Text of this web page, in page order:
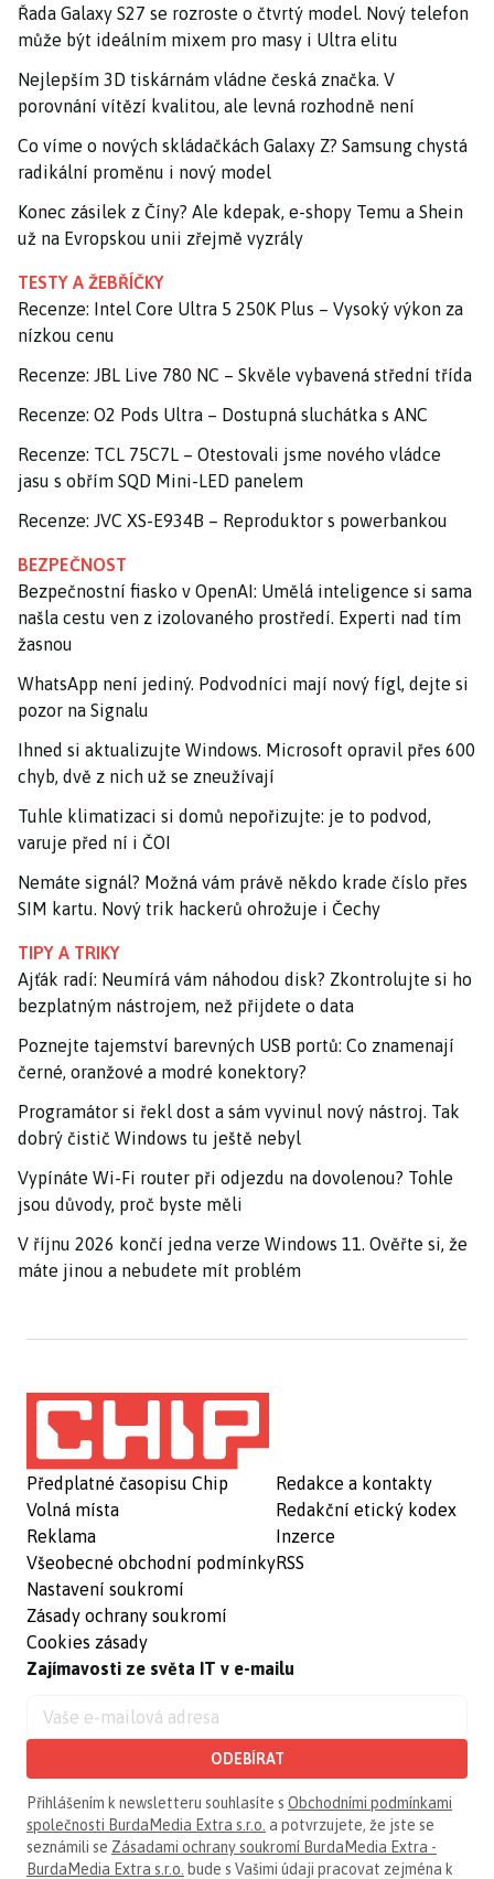
Řada Galaxy S27 se rozroste o čtvrtý model. Nový telefon
může být ideálním mixem pro masy i Ultra elitu
Nejlepším 3D tiskárnám vládne česká značka. V
porovnání vítězí kvalitou, ale levná rozhodně není
Co víme o nových skládačkách Galaxy Z? Samsung chystá
radikální proměnu i nový model
Konec zásilek z Číny? Ale kdepak, e-shopy Temu a Shein
už na Evropskou unii zřejmě vyzrály
TESTY A ŽEBŘÍČKY
Recenze: Intel Core Ultra 5 250K Plus – Vysoký výkon za
nízkou cenu
Recenze: JBL Live 780 NC – Skvěle vybavená střední třída
Recenze: O2 Pods Ultra – Dostupná sluchátka s ANC
Recenze: TCL 75C7L – Otestovali jsme nového vládce
jasu s obřím SQD Mini-LED panelem
Recenze: JVC XS-E934B – Reproduktor s powerbankou
BEZPEČNOST
Bezpečnostní fiasko v OpenAI: Umělá inteligence si sama
našla cestu ven z izolovaného prostředí. Experti nad tím
žasnou
WhatsApp není jediný. Podvodníci mají nový fígl, dejte si
pozor na Signalu
Ihned si aktualizujte Windows. Microsoft opravil přes 600
chyb, dvě z nich už se zneužívají
Tuhle klimatizaci si domů nepořizujte: je to podvod,
varuje před ní i ČOI
Nemáte signál? Možná vám právě někdo krade číslo přes
SIM kartu. Nový trik hackerů ohrožuje i Čechy
TIPY A TRIKY
Ajťák radí: Neumírá vám náhodou disk? Zkontrolujte si ho
bezplatným nástrojem, než přijdete o data
Poznejte tajemství barevných USB portů: Co znamenají
černé, oranžové a modré konektory?
Programátor si řekl dost a sám vyvinul nový nástroj. Tak
dobrý čistič Windows tu ještě nebyl
Vypínáte Wi-Fi router při odjezdu na dovolenou? Tohle
jsou důvody, proč byste měli
V říjnu 2026 končí jedna verze Windows 11. Ověřte si, že
máte jinou a nebudete mít problém
Předplatné časopisu Chip
Volná místa
Reklama
Všeobecné obchodní podmínky
Nastavení soukromí
Zásady ochrany soukromí
Cookies zásady
Redakce a kontakty
Redakční etický kodex
Inzerce
RSS
Zajímavosti ze světa IT v e-mailu
ODEBÍRAT
Přihlášením k newsletteru souhlasíte s Obchodními podmínkami
společnosti BurdaMedia Extra s.r.o. a potvrzujete, že jste se
seznámili se Zásadami ochrany soukromí BurdaMedia Extra -
BurdaMedia Extra s.r.o. bude s Vašimi údaji pracovat zejména k